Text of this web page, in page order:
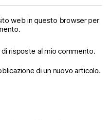
web in questo browser per
risposte al mio commento.
di un nuovo articolo.